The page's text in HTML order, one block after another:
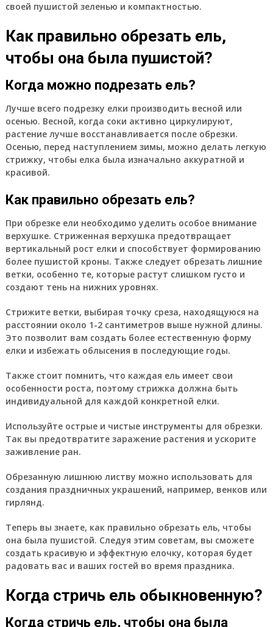
своей пушистой зеленью и компактностью.
Как правильно обрезать ель,
чтобы она была пушистой?
Когда можно подрезать ель?
Лучше всего подрезку елки производить весной или
осенью. Весной, когда соки активно циркулируют,
растение лучше восстанавливается после обрезки.
Осенью, перед наступлением зимы, можно делать легкую
стрижку, чтобы елка была изначально аккуратной и
красивой.
Как правильно обрезать ель?
При обрезке ели необходимо уделить особое внимание
верхушке. Стриженная верхушка предотвращает
вертикальный рост елки и способствует формированию
более пушистой кроны. Также следует обрезать лишние
ветки, особенно те, которые растут слишком густо и
создают тень на нижних уровнях.
Стрижите ветки, выбирая точку среза, находящуюся на
расстоянии около 1-2 сантиметров выше нужной длины.
Это позволит вам создать более естественную форму
елки и избежать облысения в последующие годы.
Также стоит помнить, что каждая ель имеет свои
особенности роста, поэтому стрижка должна быть
индивидуальной для каждой конкретной елки.
Используйте острые и чистые инструменты для обрезки.
Так вы предотвратите заражение растения и ускорите
заживление ран.
Обрезанную лишнюю листву можно использовать для
создания праздничных украшений, например, венков или
гирлянд.
Теперь вы знаете, как правильно обрезать ель, чтобы
она была пушистой. Следуя этим советам, вы сможете
создать красивую и эффектную елочку, которая будет
радовать вас и ваших гостей во время праздника.
Когда стричь ель обыкновенную?
Когда стричь ель, чтобы она была